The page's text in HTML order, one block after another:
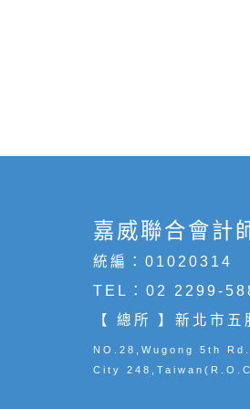
嘉威聯合會計
統編：01020314
TEL： 02 2299-
【 總所 】新北市
NO.28,Wugong 5th
City